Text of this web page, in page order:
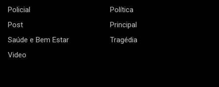
Policial
Política
Post
Principal
Saúde e Bem Estar
Tragédia
Video